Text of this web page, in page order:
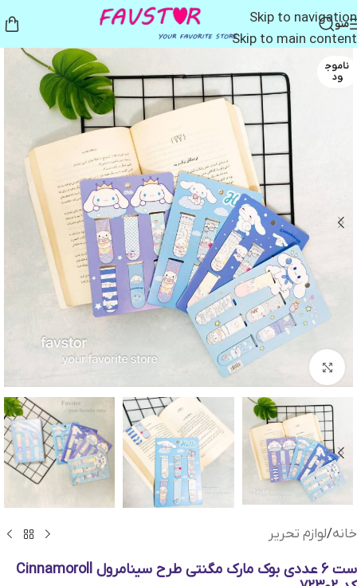
Skip to navigation
Skip to main content
منو
ناموج
ود
بزرگنمایی تصویر
خانه/لوازم تحریر
ست 6 عددی بوک مارک مگنتی طرح سینامرول Cinnamoroll